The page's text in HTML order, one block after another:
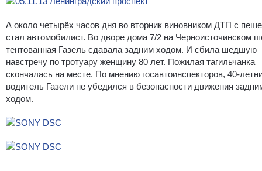
А около четырёх часов дня во вторник виновником ДТП с
стал автомобилист. Во дворе дома 7/2 на Черноисточинском
тентованная Газель сдавала задним ходом. И сбила шедшую
навстречу по тротуару женщину 80 лет. Пожилая тагильчанка
скончалась на месте. По мнению госавтоинспекторов, 40-
водитель Газели не убедился в безопасности движения
ходом.